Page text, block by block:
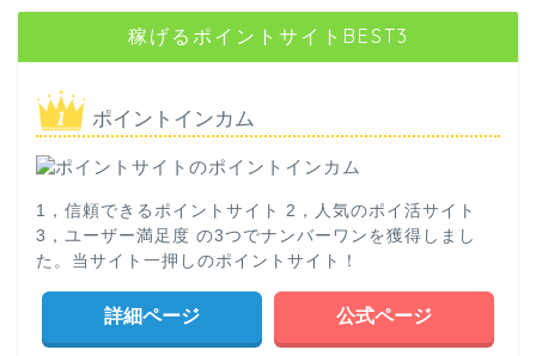
稼げるポイントサイトBEST3
ポイントインカム
1，信頼できるポイントサイト 2，人気のポイ活サイト
3，ユーザー満足度 の3つでナンバーワンを獲得しまし
た。当サイト一押しのポイントサイト！
詳細ページ 公式ページ